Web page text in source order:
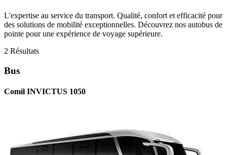
L'expertise au service du transport. Qualité, confort et efficacité pour
des solutions de mobilité exceptionnelles. Découvrez nos autobus de
pointe pour une expérience de voyage supérieure.
2 Résultats
Bus
Comil INVICTUS 1050